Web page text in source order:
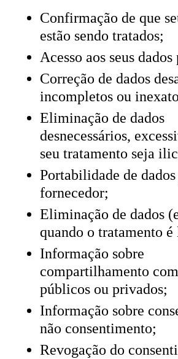
Confirmação de que
estão sendo tratados;
Acesso aos seus dados
Correção de dados
incompletos ou
Eliminação de dados
desnecessários,
seu tratamento seja
Portabilidade de
fornecedor;
Eliminação de dados
quando o tratamento é
Informação sobre
compartilhamento
públicos ou privados;
Informação sobre
não consentimento;
Revogação do